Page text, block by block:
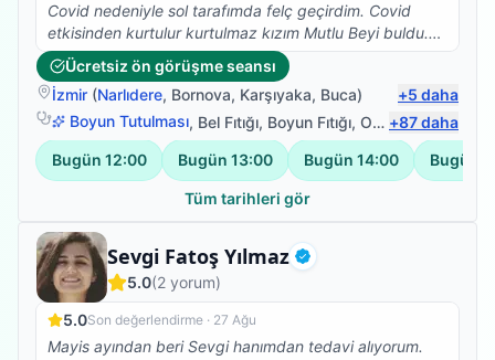
Covid nedeniyle sol tarafımda felç geçirdim. Covid
etkisinden kurtulur kurtulmaz kızım Mutlu Beyi buldu.
Iyi ki de bulmuş, çok ilgili , bilgili , hastasına özen
gösteren , beyefendi ,şahane bir insan. Kızım her yerde
anlatıyor ve öneriyor. Tanışmaktan ve birlikte çalışıyor
olmaktan cok memnunum. Sadece denge sorunum
kaldı ancak bacağım ve kolum işler halde. Saygılar
kendisine
Ücretsiz ön görüşme seansı
İzmir (Narlıdere, Bornova, Karşıyaka, Buca) +5 daha
Boyun Tutulması, Bel Fıtığı, Boyun Fıtığı, Omuz Bağ Yaralanması +87daha
Bugün 12:00 Bugün 13:00 Bugün 14:00 Bugün
Tüm tarihleri gör
Sevgi Fatoş Yılmaz Doğrulanmış
Fizyoterapist
5.0(2 yorum)
5.0Son değerlendirme · 27 Ağu
Mayis ayından beri Sevgi hanımdan tedavi alıyorum.